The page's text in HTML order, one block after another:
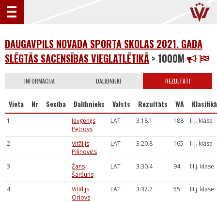
DAUGAVPILS NOVADA SPORTA SKOLAS 2021. GADA
SLĒGTĀS SACENSĪBAS VIEGLATLĒTIKĀ > 1000M
INFORMĀCIJA DALĪBNIEKI REZULTĀTI
Vieta Nr Secība Dalībnieks Valsts Rezultāts WA
1
Jevgenijs
Petrovs
LAT 3:18.1 188 II j. klase
2
Vitālijs
Pilinovičs
LAT 3:20.8 165 II j. klase
3
Žans
Šaršuns
LAT 3:30.4 94 III j. klase
4
Vitālijs
Orlovs
LAT 3:37.2 55 III j. klase